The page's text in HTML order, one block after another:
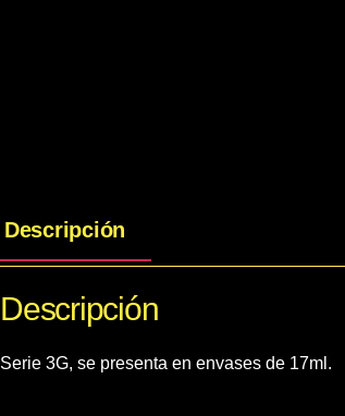
Descripción
Descripción
Serie 3G, se presenta en envases de 17ml.